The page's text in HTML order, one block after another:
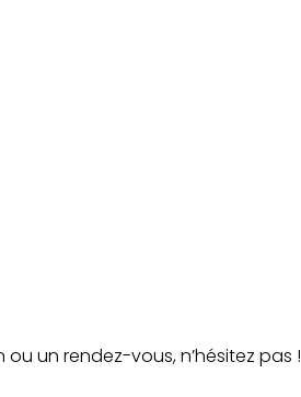
un rendez-vous, n’hésitez pas !